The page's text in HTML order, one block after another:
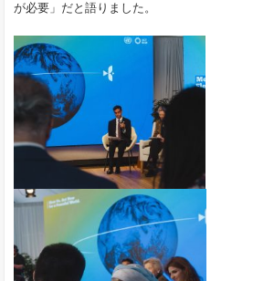
が必要」だと語りました。